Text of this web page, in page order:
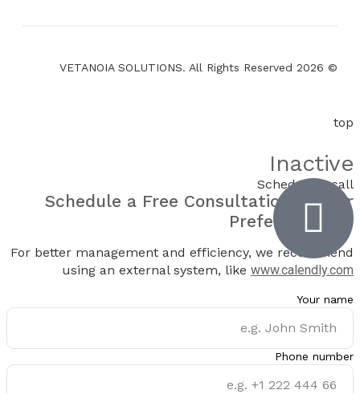
© 2026 VETANOIA SOLUTIONS. All Rights Reserved
top
Inactive
Schedule a call
Schedule a Free Consultation
at Your
Preferred Time
For better management and efficiency, we recommend
using an external system, like www.calendly.com
Your name
Phone number